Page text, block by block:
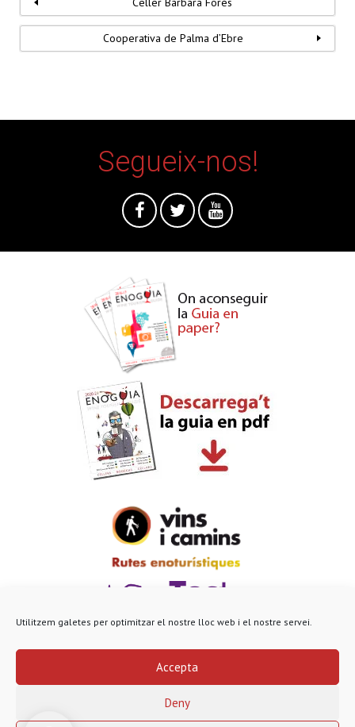
Utilitzem galetes per optimitzar el nostre lloc web i el nostre servei.
Accepta
Deny
Cooperativa de Palma d’Ebre
Segueix-nos!
© Enoguia 2022
Pol·lítica de Privacitat i Cookies